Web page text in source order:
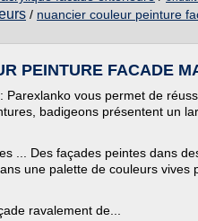
/ nuancier couleur peinture
PEINTURE FACADE
Parexlanko vous permet de
badigeons présentent un
... Des façades peintes dans
une palette de couleurs vives
ravalement de...